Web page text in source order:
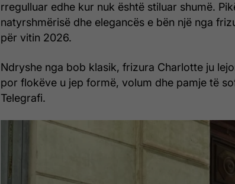
rregulluar edhe kur nuk është stiluar shumë.
natyrshmërisë dhe elegancës e bën një nga
për vitin 2026.
Ndryshe nga bob klasik, frizura Charlotte ju
por flokëve u jep formë, volum dhe pamje të
Telegrafi.